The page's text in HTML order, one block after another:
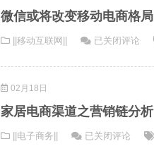
货
线
互
网
微信或将改变移动电商格局
||移动互联网||
微
改
变
移
已关闭评论
02月18日
家居电商渠道之营销链分析
||电子商务||
家
已关闭评论